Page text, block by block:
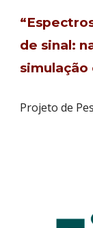
de sinal:
simulação
Projeto de